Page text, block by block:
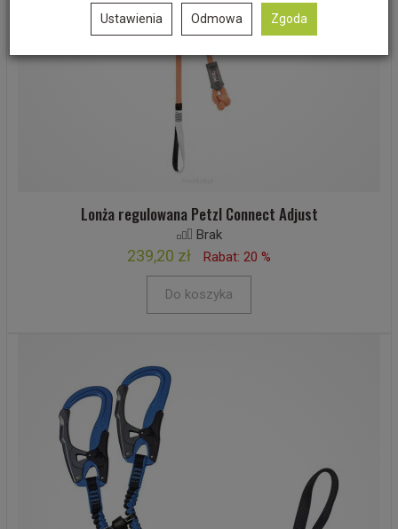
Lonża regulowana Petzl Connect Adjust
Brak
239,20 zł Rabat: 20 %
Do koszyka
Ustawienia Odmowa Zgoda